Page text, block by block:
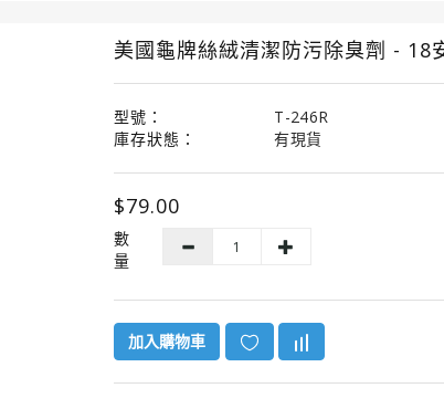
美國龜牌絲絨清潔防污除臭劑 - 18
型號：
T-246R
庫存狀態：
有現貨
$79.00
數
量
加入購物車